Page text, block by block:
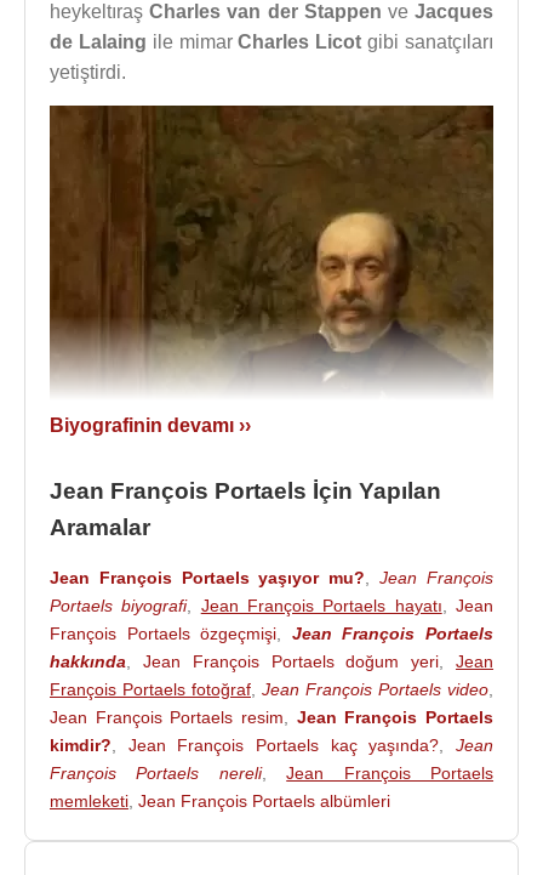
heykeltıraşCharles van der Stappen veJacques
de Lalaing ile mimarCharles Licot gibi sanatçıları
yetiştirdi.
=otoportresi
Jean François Portaels, Brüksel’de bulunan
Académie Royale des Beaux-Arts’de (Kraliyet
Güzel Sanatlar Akademisi) bir dönem yöneticilik de
Biyografinin devamı ››
Jean François Portaels İçin Yapılan
Aramalar
Jean François Portaels yaşıyor mu? ,Jean François
Portaels biyografi, Jean François Portaels hayatı ,Jean
François Portaels özgeçmişi
Jean François Portaels
hakkında
Jean François Portaels doğum yeri ,Jean
François Portaels fotoğraf Jean François Portaels video
Jean François Portaels resim
Jean François Portaels
kimdir?
Jean François Portaels kaç yaşında? ,Jean
François Portaels nereli,Jean François Portaels
memleketi Jean François Portaels albümleri